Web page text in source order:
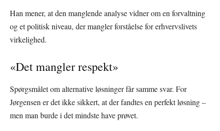
Han mener, at den manglende analyse vidner om en forvaltning
og et politisk niveau, der mangler forståelse for erhvervslivets
virkelighed.
«Det mangler respekt»
Spørgsmålet om alternative løsninger får samme svar. For
Jørgensen er det ikke sikkert, at der fandtes en perfekt løsning –
men man burde i det mindste have prøvet.